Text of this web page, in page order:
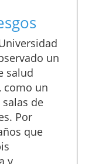
un
salud
como un
de
Por
que